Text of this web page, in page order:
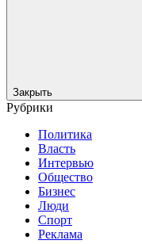
Закрыть
Рубрики
Политика
Власть
Интервью
Общество
Бизнес
Люди
Спорт
Реклама